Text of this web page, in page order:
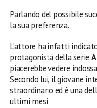
Parlando del possibile
la sua preferenza.
L’attore ha infatti indicato
protagonista della serie
piacerebbe vedere
Secondo lui, il giovane
straordinario ed è una
ultimi mesi.